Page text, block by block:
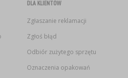
DLA KLIENTÓW
Zgłaszanie reklamacji
Zgłoś błąd
Odbiór zużytego sprzętu
Oznaczenia opakowań